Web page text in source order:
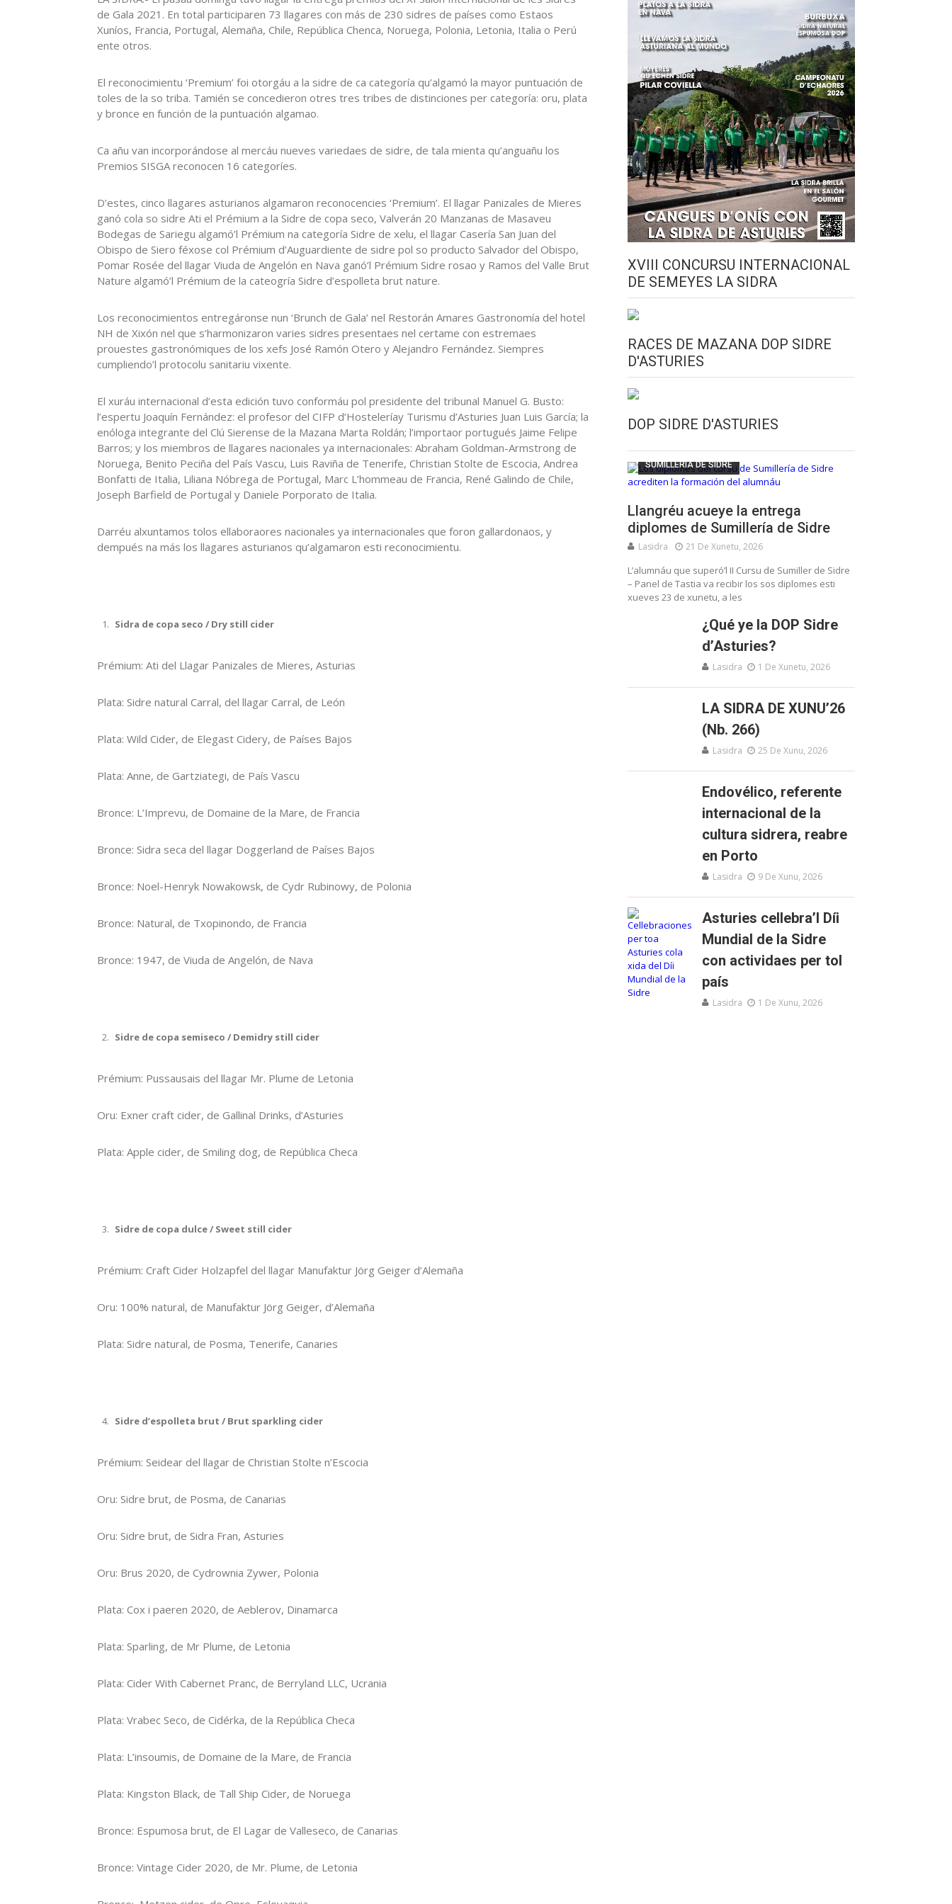
de Gala 2021. En total participaren 73 llagares con más de 230 sidres de países como Estaos
Xuníos, Francia, Portugal, Alemaña, Chile, República Chenca, Noruega, Polonia, Letonia, Italia o Perú
ente otros.
El reconocimientu ‘Premium’ foi otorgáu a la sidre de ca categoría qu’algamó la mayor puntuación de
toles de la so triba. Tamién se concedieron otres tres tribes de distinciones per categoría: oru, plata
y bronce en función de la puntuación algamao.
Ca añu van incorporándose al mercáu nueves variedaes de sidre, de tala mienta qu’anguañu los
Premios SISGA reconocen 16 categoríes.
D’estes, cinco llagares asturianos algamaron reconocencies ‘Premium’. El llagar Panizales de Mieres
ganó cola so sidre Ati el Prémium a la Sidre de copa seco, Valverán 20 Manzanas de Masaveu
Bodegas de Sariegu algamó’l Prémium na categoría Sidre de xelu, el llagar Casería San Juan del
Obispo de Siero féxose col Prémium d’Auguardiente de sidre pol so producto Salvador del Obispo,
Pomar Rosée del llagar Viuda de Angelón en Nava ganó’l Prémium Sidre rosao y Ramos del Valle Brut
Nature algamó’l Prémium de la cateogría Sidre d’espolleta brut nature.
Los reconocimientos entregáronse nun ‘Brunch de Gala’ nel Restorán Amares Gastronomía del hotel
NH de Xixón nel que s’harmonizaron varies sidres presentaes nel certame con estremaes
prouestes gastronómiques de los xefs José Ramón Otero y Alejandro Fernández. Siempres
cumpliendo’l protocolu sanitariu vixente.
El xuráu internacional d’esta edición tuvo conformáu pol presidente del tribunal Manuel G. Busto:
l’espertu Joaquín Fernández: el profesor del CIFP d’Hosteleríay Turismu d’Asturies Juan Luis García; la
enóloga integrante del Clú Sierense de la Mazana Marta Roldán; l’importaor portugués Jaime Felipe
Barros; y los miembros de llagares nacionales ya internacionales: Abraham Goldman-Armstrong de
Noruega, Benito Peciña del País Vascu, Luis Raviña de Tenerife, Christian Stolte de Escocia, Andrea
Bonfatti de Italia, Liliana Nóbrega de Portugal, Marc L’hommeau de Francia, René Galindo de Chile,
Joseph Barfield de Portugal y Daniele Porporato de Italia.
Darréu alxuntamos tolos ellaboraores nacionales ya internacionales que foron gallardonaos, y
dempués na más los llagares asturianos qu’algamaron esti reconocimientu.
Sidra de copa seco / Dry still cider
Prémium: Ati del Llagar Panizales de Mieres, Asturias
Plata: Sidre natural Carral, del llagar Carral, de León
Plata: Wild Cider, de Elegast Cidery, de Países Bajos
Plata: Anne, de Gartziategi, de País Vascu
Bronce: L’Imprevu, de Domaine de la Mare, de Francia
Bronce: Sidra seca del llagar Doggerland de Países Bajos
Bronce: Noel-Henryk Nowakowsk, de Cydr Rubinowy, de Polonia
Bronce: Natural, de Txopinondo, de Francia
Bronce: 1947, de Viuda de Angelón, de Nava
Sidre de copa semiseco / Demidry still cider
Prémium: Pussausais del llagar Mr. Plume de Letonia
Oru: Exner craft cider, de Gallinal Drinks, d’Asturies
Plata: Apple cider, de Smiling dog, de República Checa
Sidre de copa dulce / Sweet still cider
Prémium: Craft Cider Holzapfel del llagar Manufaktur Jörg Geiger d’Alemaña
Oru: 100% natural, de Manufaktur Jörg Geiger, d’Alemaña
Plata: Sidre natural, de Posma, Tenerife, Canaries
Sidre d’espolleta brut / Brut sparkling cider
Prémium: Seidear del llagar de Christian Stolte n’Escocia
Oru: Sidre brut, de Posma, de Canarias
Oru: Sidre brut, de Sidra Fran, Asturies
Oru: Brus 2020, de Cydrownia Zywer, Polonia
Plata: Cox i paeren 2020, de Aeblerov, Dinamarca
Plata: Sparling, de Mr Plume, de Letonia
Plata: Cider With Cabernet Pranc, de Berryland LLC, Ucrania
Plata: Vrabec Seco, de Cidérka, de la República Checa
Plata: L’insoumis, de Domaine de la Mare, de Francia
Plata: Kingston Black, de Tall Ship Cider, de Noruega
Bronce: Espumosa brut, de El Lagar de Valleseco, de Canarias
Bronce: Vintage Cider 2020, de Mr. Plume, de Letonia
XVIII CONCURSU INTERNACIONAL
DE SEMEYES LA SIDRA
RACES DE MAZANA DOP SIDRE
D'ASTURIES
DOP SIDRE D'ASTURIES
ESCUELA DE SUMILLERÍA DE LA SIDRE
SUMILLERÍA DE SIDRE
Llangréu acueye la entrega
diplomes de Sumillería de Sidre
Lasidra 21 De Xunetu, 2026
L’alumnáu que superó’l II Cursu de Sumiller de Sidre
– Panel de Tastia va recibir los sos diplomes esti
xueves 23 de xunetu, a les
¿Qué ye la DOP Sidre
d’Asturies?
Lasidra 1 De Xunetu, 2026
LA SIDRA DE XUNU’26
(Nb. 266)
Lasidra 25 De Xunu, 2026
Endovélico, referente
internacional de la
cultura sidrera, reabre
en Porto
Lasidra 9 De Xunu, 2026
Asturies cellebra’l Díi
Mundial de la Sidre
con actividaes per tol
país
Lasidra 1 De Xunu, 2026